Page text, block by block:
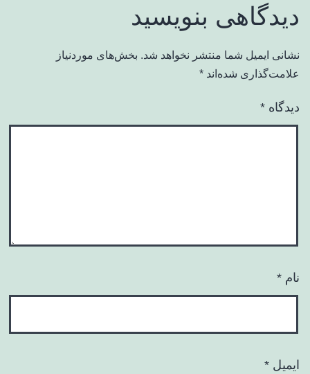
دیدگاهی بنویسید
نشانی ایمیل شما منتشر نخواهد شد. بخش‌های موردنیاز
علامت‌گذاری شده‌اند *
دیدگاه *
نام *
ایمیل *